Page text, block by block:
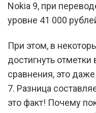
Nokia 9, при
уровне 41 000
При этом, в
достигнуть
сравнения, это
7. Разница
это факт! Почему